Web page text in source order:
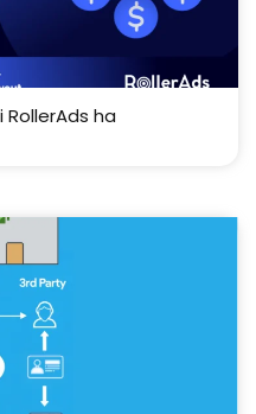
ha